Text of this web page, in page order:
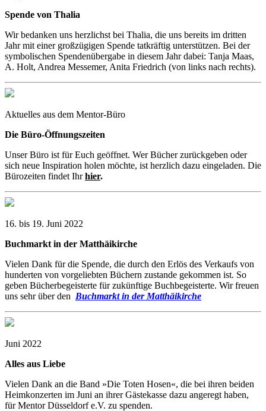
Spende von Thalia
Wir bedanken uns herzlichst bei Thalia, die uns bereits im dritten
Jahr mit einer großzügigen Spende tatkräftig unterstützen. Bei der
symbolischen Spendenübergabe in diesem Jahr dabei: Tanja Maas,
A. Holt, Andrea Messemer, Anita Friedrich (von links nach rechts).
Aktuelles aus dem Mentor-Büro
Die Büro-Öffnungszeiten
Unser Büro ist für Euch geöffnet. Wer Bücher zurückgeben oder
sich neue Inspiration holen möchte, ist herzlich dazu eingeladen. Die
Bürozeiten findet Ihrhier.
16. bis 19. Juni 2022
Buchmarkt in der Matthäikirche
Vielen Dank für die Spende, die durch den Erlös des Verkaufs von
hunderten von vorgeliebten Büchern zustande gekommen ist. So
geben Bücherbegeisterte für zukünftige Buchbegeisterte. Wir freuen
uns sehr über den Buchmarkt in der Matthäikirche
Juni 2022
Alles aus Liebe
Vielen Dank an die Band »Die Toten Hosen«, die bei ihren beiden
Heimkonzerten im Juni an ihrer Gästekasse dazu angeregt haben,
für Mentor Düsseldorf e.V. zu spenden.